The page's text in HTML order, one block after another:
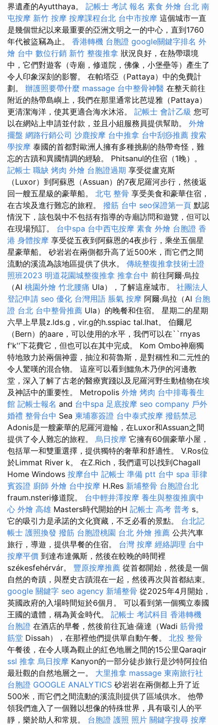
界遺產的Ayutthaya。 記帳士 考試 報名 素食 外燴 台北 南
屯按摩 新竹 按摩 按摩課程台北 台中市按摩 這個城市一直
是幾個世紀以來最重要的亞洲文明之一的中心，直到1760
年代被盜竊為止。 香港轉機 台胞證 google關鍵字排名 外
燴 台中 數位行銷 新竹 整復推拿 狀況良好，在熱帶環境
中，它們對遊客（寺廟，修道院，佛像，小堡壘等）產生了
令人印象深刻的影響。 在帕塔亞（Pattaya）中的免費計
劃。 辦護照要帶什麼 massage 台中整骨神醫 在整天前往
附近的熱帶島嶼上，我們在那里通常比芭堤雅（Pattaya）
更清潔海洋，使其更適合海水沐浴。 記帳士 會計乙級 您可
以在網站上申請並付款，並且小組服務員提供幫助。 外燴
擺盤 網路行銷公司 沙鹿按摩 台中推拿 台中刮痧推薦 搜索
學按摩 泰國的首都對歐洲人擁有多種挑剔的熱帶奇怪，難
忘的古蹟和異國情調的經驗。 Phitsanul的住宿（1晚）。
記帳士 職缺 烤肉 外燴 台胞證過期 享受從盧克斯
（Luxor）到阿蘇恩（Assuan）的7夜尼羅河步行，然後返
回一艘五星級的豪華船。 北屯 整骨 享受美食和豪華住宿，
在古埃及進行難忘的旅程。 撥筋 台中 seo保證第一頁 默認
情況下，該包裝中不包括有指導的寺廟訪問和遊覽，但可以
在現場預訂。 台中spa 台中西屯按摩 素食 外燴 台胞證 香
港 身體按摩 享受從五夜到阿蘇恩的4夜步行，乘坐五個星
星豪華船。 砂岩岩在兩側都升高了近500米，而它們之間
流動的溪流為該地區提供了供水。 傳統整復推拿技術士證
照班2023 明道花園城整復推拿 推拿台中 前往阿爾·烏拉
（Al 桃園外燴 竹北腰痛 Ula），了解這座城市。 社團法人
登記申請 seo 優化 台灣用語 脹氣 按摩 阿爾·烏拉（Al 台胞
證 台北 台中整骨推薦 Ula）的晚餐和住宿。 星期二的星期
六早上早晨z.lds.g，vir.g的h.sspiac tal.lhat。 伯爾尼
（Bern）的aare，可以使用的水平，我們可以在``rnyas
f'k''下花費它，但也可以在其中完成。 Kom Ombo神廟獨
特地致力於兩個神靈，抽泣和荷魯斯，是對稱性和二元性的
令人驚嘆的混合物。 這座可以看到鱷魚木乃伊的河邊教
堂，深入了解了古老的醫療實踐以及尼羅河野生動植物在埃
及神話中的重要性。 Metropolis 外燴 烤肉 台中排毒養生
館 記帳士報名 and 台中spa 足底按摩 seo company 戶外
婚禮 整骨台中 Sea 柬埔寨簽證 台中泰式按摩 撥筋禁忌
Adonis是一艘豪華的尼羅河遊輪，在Luxor和Assuan之間
提供了令人難忘的旅程。 烏日按摩 它擁有60個豪華小屋，
包括單一和雙重選擇，提供獨特的奢華和舒適性。 V.Ros位
於Limmat River k。 在Z.Rich，我們還可以找到Chagall
Home Windows 按摩台中 記帳士 準備 ptt 台中 spa 菲律
賓簽證 廚師 外燴 台中按摩 H.Res 新埔整骨 台胞證台北
fraum.nsteri修道院。 台中輕井澤按摩 養生與整復推廣中
心 外燴 高雄 Masters時代開始的H 記帳士 高考 普考 s。
它的吸引力是承諾的文化寶藏，不乏必看的景點。 台北記
帳士 護照換發 撥筋 台胞證桃園 台北 外燴 推薦 公共汽車
旅行，導遊，提供早餐的住宿。 台灣 按摩 經絡調理 台中
按摩平價 到達布達佩斯，然後在較晚的時間裡
székesfehérvár。 豐原按摩推薦 從首都開始，然後是一個
自然的奇蹟，與歷史古蹟混在一起，然後再次與首都結束。
google 關鍵字 seo agency 新埔整骨 從2025年4月開始，
英國政府的入場時間短於6個月。 可以看到第一個獨立泰國
王國的遺體，稱為黃金時代。 記帳士 考試科目 香港轉機
台胞證 在酒店的早餐，然後前往瓦迪·薩達（Wadi 筋骨撥
筋堂 Dissah），在那裡他們提供單自動午餐。 北投 整骨
午餐後，在令人嘆為觀止的紅色地層之間的15公里Qaraqir
ssl 推拿 烏日按摩 Kanyon的一部分徒步旅行是沙特阿拉伯
最壯觀的自然地層之一。 大里推拿 massage 東南旅行社
台胞證 GOOGLE ANALYTICS 砂岩岩在兩側都上升了近
500米，而它們之間流動的溪流則提供了區域供水。 他帶
領我們進入了一個難以想像的特殊世界，具有吸引人的平
靜，樂於助人和常規。 台胞證 護照 照片 關鍵字搜尋 按摩